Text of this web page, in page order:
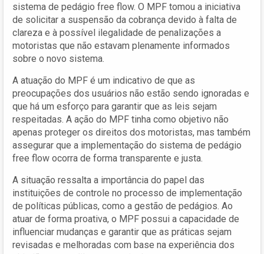
sistema de pedágio free flow. O MPF tomou a iniciativa
de solicitar a suspensão da cobrança devido à falta de
clareza e à possível ilegalidade de penalizações a
motoristas que não estavam plenamente informados
sobre o novo sistema.
A atuação do MPF é um indicativo de que as
preocupações dos usuários não estão sendo ignoradas e
que há um esforço para garantir que as leis sejam
respeitadas. A ação do MPF tinha como objetivo não
apenas proteger os direitos dos motoristas, mas também
assegurar que a implementação do sistema de pedágio
free flow ocorra de forma transparente e justa.
A situação ressalta a importância do papel das
instituições de controle no processo de implementação
de políticas públicas, como a gestão de pedágios. Ao
atuar de forma proativa, o MPF possui a capacidade de
influenciar mudanças e garantir que as práticas sejam
revisadas e melhoradas com base na experiência dos